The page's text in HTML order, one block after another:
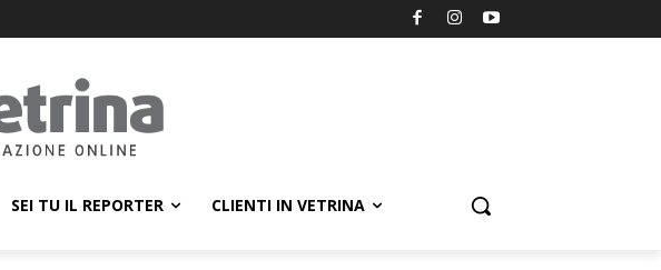
SEI TU IL REPORTER CLIENTI IN VETRINA